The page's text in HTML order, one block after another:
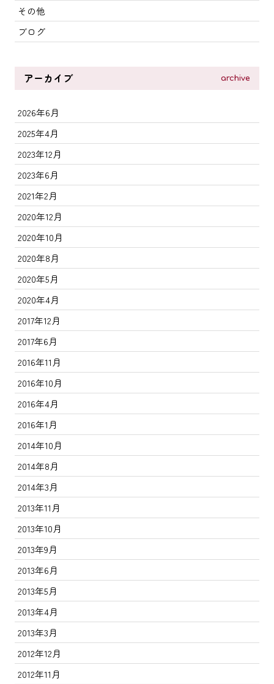
その他
ブログ
アーカイブ archive
2026年6月
2025年4月
2023年12月
2023年6月
2021年2月
2020年12月
2020年10月
2020年8月
2020年5月
2020年4月
2017年12月
2017年6月
2016年11月
2016年10月
2016年4月
2016年1月
2014年10月
2014年8月
2014年3月
2013年11月
2013年10月
2013年9月
2013年6月
2013年5月
2013年4月
2013年3月
2012年12月
2012年11月